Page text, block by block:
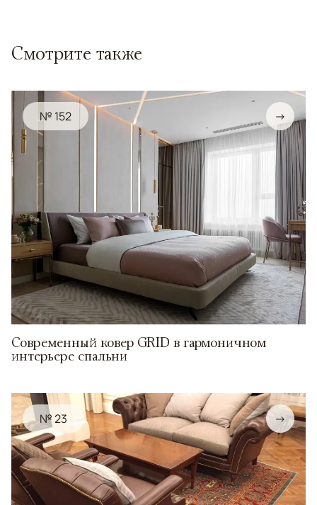
Смотрите также
№ 152 →
Современный ковер GRID в гармоничном
интерьере спальни
№ 23 →